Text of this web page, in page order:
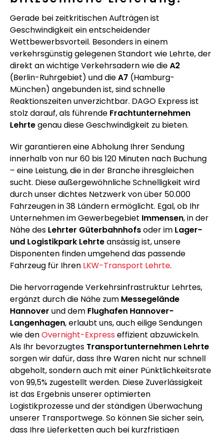
Gerade bei zeitkritischen Aufträgen ist
Geschwindigkeit ein entscheidender
Wettbewerbsvorteil. Besonders in einem
verkehrsgünstig gelegenen Standort wie Lehrte, der
direkt an wichtige Verkehrsadern wie dieA2
(Berlin-Ruhrgebiet) und dieA7 (Hamburg-
München) angebunden ist, sind schnelle
Reaktionszeiten unverzichtbar. DAGO Express ist
stolz darauf, als führende Frachtunternehmen
Lehrtegenau diese Geschwindigkeit zu bieten.
Wir garantieren eine Abholung Ihrer Sendung
innerhalb von nur 60 bis 120 Minuten nach Buchung
– eine Leistung, die in der Branche ihresgleichen
sucht. Diese außergewöhnliche Schnelligkeit wird
durch unser dichtes Netzwerk von über 50.000
Fahrzeugen in 38 Ländern ermöglicht. Egal, ob Ihr
Unternehmen im Gewerbegebiet Immensen, in der
Nähe des Lehrter Güterbahnhofsoder im Lager-
und Logistikpark Lehrteansässig ist, unsere
Disponenten finden umgehend das passende
Fahrzeug für Ihren LKW-Transport Lehrte.
Die hervorragende Verkehrsinfrastruktur Lehrtes,
ergänzt durch die Nähe zum Messegelände
Hannover und dem Flughafen Hannover-
Langenhagen, erlaubt uns, auch eilige Sendungen
wie denOvernight-Express effizient abzuwickeln.
Als Ihr bevorzugtes Transportunternehmen Lehrte
sorgen wir dafür, dass Ihre Waren nicht nur schnell
abgeholt, sondern auch mit einer Pünktlichkeitsrate
von 99,5% zugestellt werden. Diese Zuverlässigkeit
ist das Ergebnis unserer optimierten
Logistikprozesse und der ständigen Überwachung
unserer Transportwege. So können Sie sicher sein,
dass Ihre Lieferketten auch bei kurzfristigen